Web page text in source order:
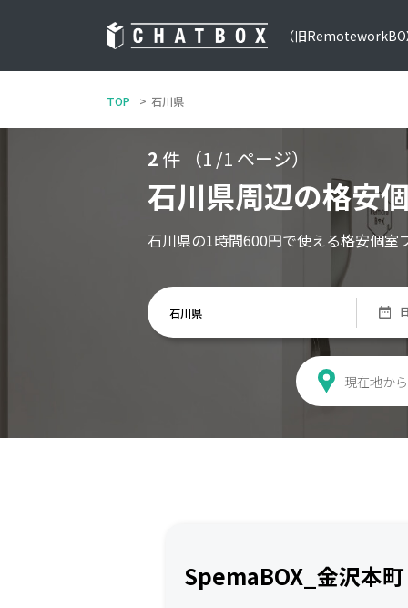
（旧
TOP 石川県
2 件 （1 /1 ページ）
石川県周辺の格安
石川県の1時間600円で使える格安個室
現在地か
SpemaBOX_金沢本町